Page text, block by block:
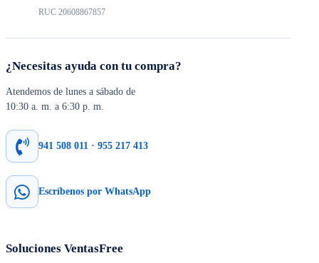
RUC 20608867857
¿Necesitas ayuda con tu compra?
Atendemos de lunes a sábado de
10:30 a. m. a 6:30 p. m.
941 508 011 · 955 217 413
Escríbenos por WhatsApp
Soluciones VentasFree